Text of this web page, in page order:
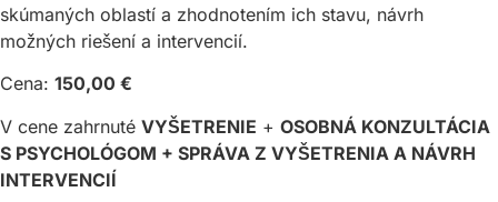
skúmaných oblastí a zhodnotením ich stavu, návrh
možných riešení a intervencií.
Cena: 150,00 €
V cene zahrnuté VYŠETRENIE + OSOBNÁ KONZULTÁCIA
S PSYCHOLÓGOM + SPRÁVA Z VYŠETRENIA A NÁVRH
INTERVENCIÍ